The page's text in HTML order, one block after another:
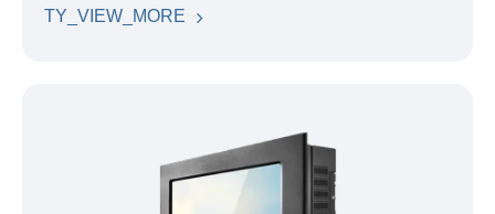
TY_VIEW_MORE